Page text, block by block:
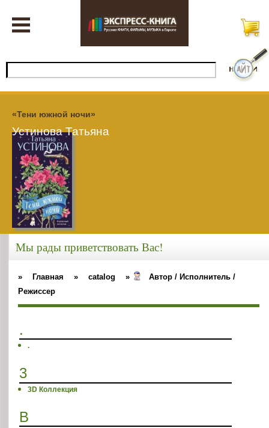
«Тени южной ночи»
Устинова Татьяна
Мы рады приветствовать Вас!
» Главная » catalog »
Автор / Исполнитель /
Режиссер
.
.
3
3D Коллекция
B